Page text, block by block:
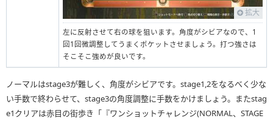
拡大
左に反射させて右の球を狙います。角度がシビアなので、1
回1回微調整してうまくポケットさせましょう。打つ強さは
そこそこ強めが良いです。
ノーマルはstage3が難しく、角度がシビアです。stage1,2をなるべく少な
い手数で終わらせて、stage3の角度調整に手数をかけましょう。またstag
e1クリアは赤目の街歩き「『ワンショットチャレンジ(NORMAL、STAGE